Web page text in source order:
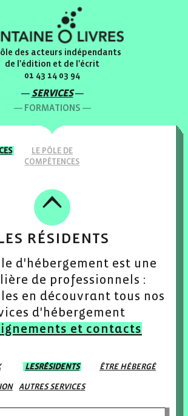
des acteurs indépendants
de l'édition et de l'écrit
01 43 14 03 94
SERVICES
FORMATIONS
LE PÔLEDE
COMPÉTENCES
résidents
d'hébergement est une
de professionnels :
en découvrant tous nos
d'hébergement
et contacts
LESRÉSIDENTS ÊTREHÉBERGÉ
AUTRESSERVICES